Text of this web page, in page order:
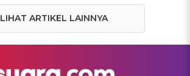
LIHAT ARTIKEL LAINNYA